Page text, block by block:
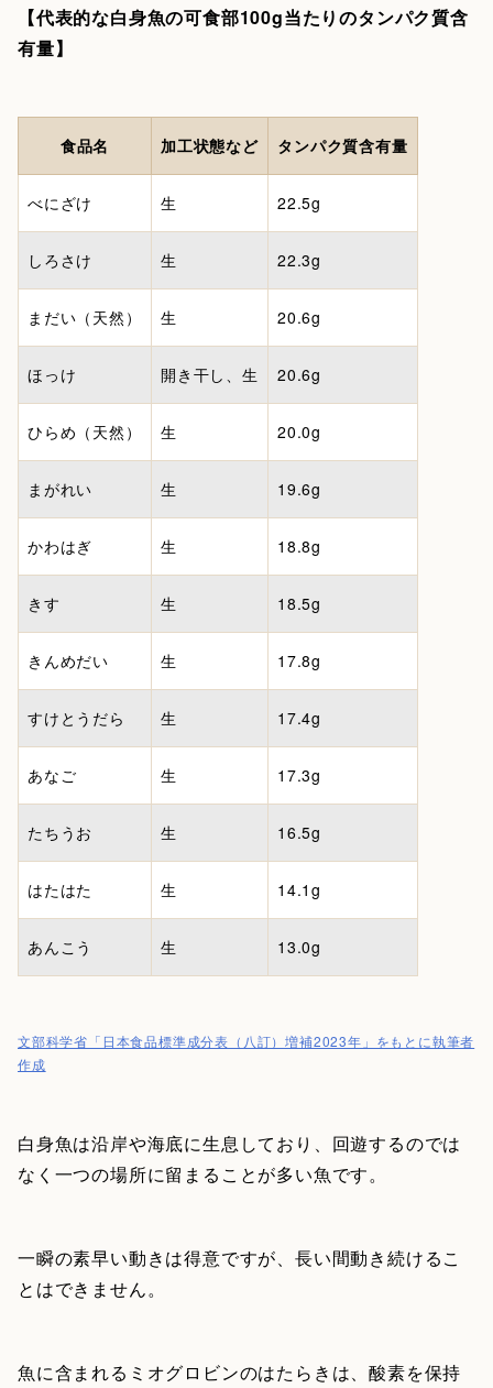
【代表的な白身魚の可食部100g当たりのタンパク質含
有量】
食品名 加工状態など タンパク質含有量
べにざけ 生 22.5g
しろさけ 生 22.3g
まだい（天然） 生 20.6g
ほっけ 開き干し、生 20.6g
ひらめ（天然） 生 20.0g
まがれい 生 19.6g
かわはぎ 生 18.8g
きす 生 18.5g
きんめだい 生 17.8g
すけとうだら 生 17.4g
あなご 生 17.3g
たちうお 生 16.5g
はたはた 生 14.1g
あんこう 生 13.0g
文部科学省「日本食品標準成分表（八訂）増補2023年」をもとに執筆者
作成
白身魚は沿岸や海底に生息しており、回遊するのでは
なく一つの場所に留まることが多い魚です。
一瞬の素早い動きは得意ですが、長い間動き続けるこ
とはできません。
魚に含まれるミオグロビンのはたらきは、酸素を保持